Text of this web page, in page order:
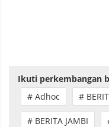
Ikuti perkembangan
# Adhoc
#
# BERITA JAMBI